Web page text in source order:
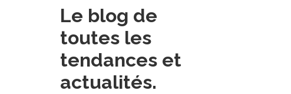
Le blog de
toutes les
tendances et
actualités.